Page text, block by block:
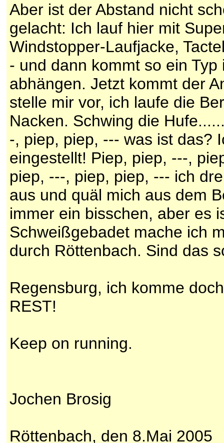
Aber ist der Abstand nicht
gelacht: Ich lauf hier mit
Windstopper-Laufjacke,
- und dann kommt so ein
abhängen. Jetzt kommt der
stelle mir vor, ich laufe die
Nacken. Schwing die
-, piep, piep, --- was ist das?
eingestellt! Piep, piep, ---,
piep, ---, piep, piep, --- ich
aus und quäl mich aus dem
immer ein bisschen, aber es
Schweißgebadet mache ich
durch Röttenbach. Sind das
Regensburg, ich komme
REST!
Keep on running.
Jochen Brosig
Röttenbach, den 8.Mai 2005